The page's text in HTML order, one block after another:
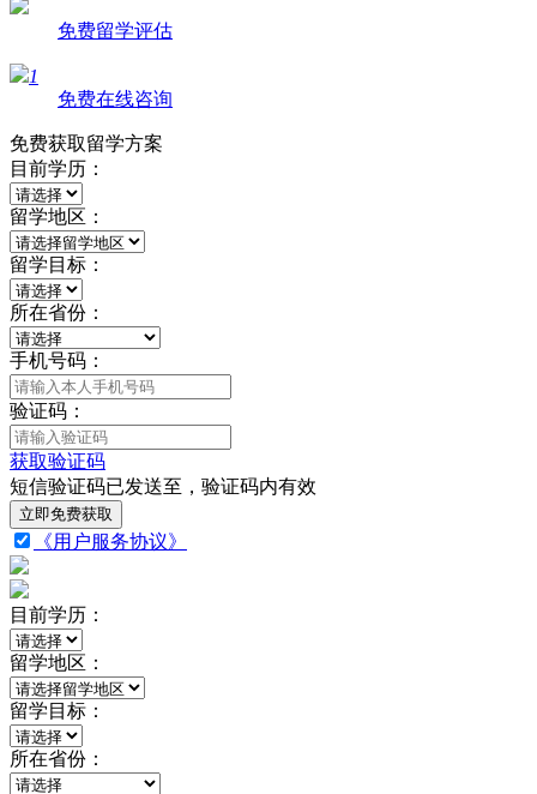
免费留学评估
1
免费在线咨询
免费获取留学方案
目前学历：
留学地区：
留学目标：
所在省份：
手机号码：
验证码：
获取验证码
短信验证码已发送至 ，验证码内有效
立即免费获取
《用户服务协议》
目前学历：
留学地区：
留学目标：
所在省份：